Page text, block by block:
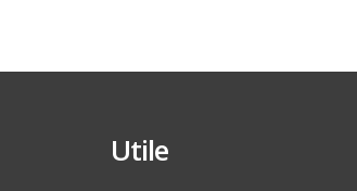
Utile